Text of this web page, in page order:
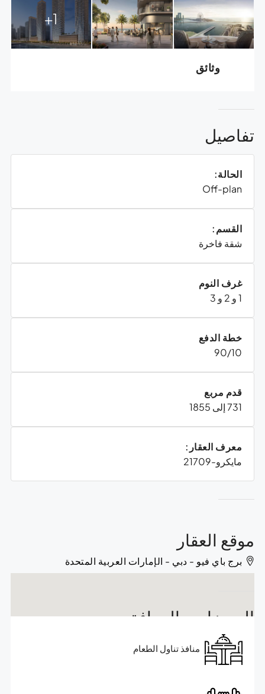
1+
وثائق
تفاصيل
الحالة:
Off-plan
القسم:
شقة فاخرة
غرف النوم
خطة الدفع
90/10
قدم مربع
731 إلى 1855
معرف العقار:
مايكرو-21709
موقع العقار
برج باي فيو - دبي - الإمارات العربية المتحدة
المميزات والمرافق
منافذ تناول الطعام